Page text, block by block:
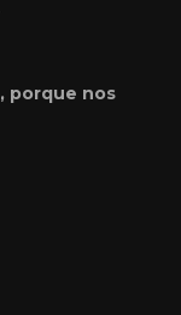
porque nos